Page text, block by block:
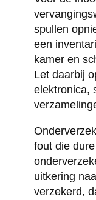
spullen
een
kamer en
Let daarbij
elektronica,
fout die
uitkering
verzekerd,